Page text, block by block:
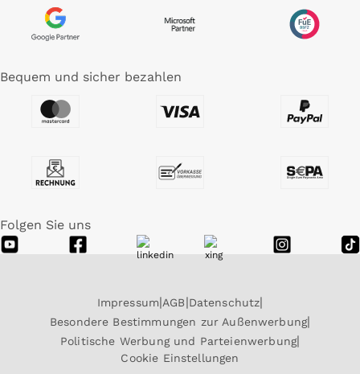
Bequem und sicher bezahlen
Folgen Sie uns
Impressum AGB Datenschutz
Besondere Bestimmungen zur Außenwerbung
Politische Werbung und Parteienwerbung
Cookie Einstellungen